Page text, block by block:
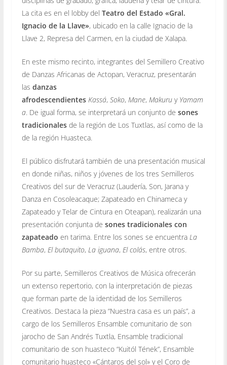
La cita es en el lobby del Teatro del Estado «Gral.
Ignacio de la Llave», ubicado en la calle Ignacio de la
Llave 2, Represa del Carmen, en la ciudad de Xalapa.
En este mismo recinto, integrantes del Semillero Creativo
de Danzas Africanas de Actopan, Veracruz, presentarán
las danzas
afrodescendientes Kassá, Soko, Mane, Makuruy Yamam
a. De igual forma, se interpretará un conjunto de sones
tradicionalesde la región de Los Tuxtlas, así como de la
de la región Huasteca.
El público disfrutará también de una presentación musical
en donde niñas, niños y jóvenes de los tres Semilleros
Creativos del sur de Veracruz (Laudería, Son, Jarana y
Danza en Cosoleacaque; Zapateado en Chinameca y
Zapateado y Telar de Cintura en Oteapan), realizarán una
presentación conjunta de sones tradicionales con
zapateado en tarima. Entre los sones se encuentra La
Bamba, El butaquito, La iguana, El colás, entre otros.
Por su parte, Semilleros Creativos de Música ofrecerán
un extenso repertorio, con la interpretación de piezas
que forman parte de la identidad de los Semilleros
Creativos. Destaca la pieza “Nuestra casa es un país”, a
cargo de los Semilleros Ensamble comunitario de son
jarocho de San Andrés Tuxtla, Ensamble tradicional
comunitario de son huasteco “Kuitól Tének”, Ensamble
comunitario huasteco «Cántaros del sol» y el Coro de